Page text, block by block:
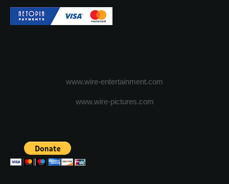
www.wire-entertainment.com
www.wire-pictures.com